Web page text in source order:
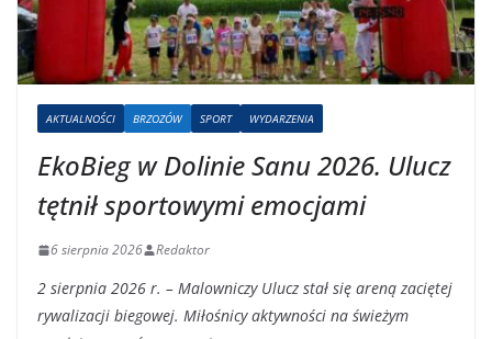
AKTUALNOŚCI BRZOZÓW SPORT WYDARZENIA
EkoBieg w Dolinie Sanu 2026. Ulucz
tętnił sportowymi emocjami
6 sierpnia 2026 Redaktor
2 sierpnia 2026 r. – Malowniczy Ulucz stał się areną zaciętej
rywalizacji biegowej. Miłośnicy aktywności na świeżym